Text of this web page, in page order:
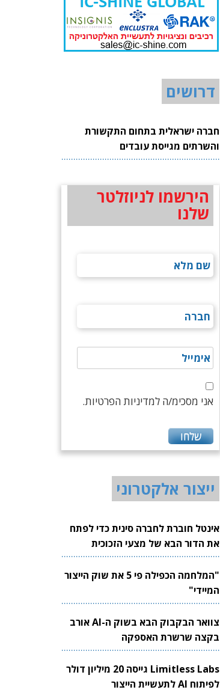
דרושים
חברה ישראלית בתחום התקשורת
והשרתים מגייסת עובדים
הירשמו לניוזלטר
שלנו
אני מסכימ/ה למדיניות הפרטיות.
ייצור אלקטרוני
אינטל חוברת לחברה סינית כדי לפתח
את הדור הבא של מצעי הזכוכית
לשבבים
"המלחמה הכפילה פי 5 את שוק הייצור
המיידי"
צוואר הבקבוק הבא בשוק ה-AI אורב
בקצה שרשרת האספקה
Limitless Labs גייסה 20 מיליון דולר
לפיתוח AI לתעשיית הייצור